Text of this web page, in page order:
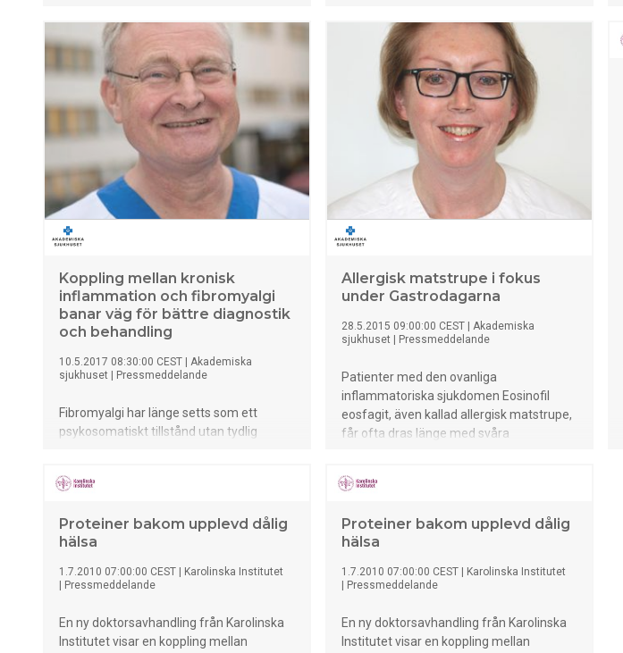
Sverige förefaller det som att sjukdomen
är sällsynt bland barn. Majoriteten som
insjuknat har fått lindriga symtom, men
kunskap saknas om hur barn som
behandlas för cancer påverkas.
denna metod inte nödvändigtvis behövs
för att hitta ett funktionellt botemedel.
Forskarna upptäckte i en studie av en liten
grupp HIV-smittade som lever med
viruset utan behov av behandling att
deras lymfocyter höll tillbaka viruset utan
att döda infekterade celler.
Koppling mellan kronisk
inflammation och fibromyalgi
banar väg för bättre diagnostik
och behandling
10.5.2017 08:30:00 CEST
Akademiska
sjukhuset
Pressmeddelande
Fibromyalgi har länge setts som ett
psykosomatiskt tillstånd utan tydlig
inflammation både i centrala
banar väg för bättre sätt att
diagnostisera och på sikt även behandla
anledning av internationella
Allergisk matstrupe i fokus
under Gastrodagarna
28.5.2015 09:00:00 CEST
Akademiska
sjukhuset
Pressmeddelande
Patienter med den ovanliga
inflammatoriska sjukdomen Eosinofil
eosfagit, även kallad allergisk matstrupe,
får ofta dras länge med svåra
gastroenterologi på Akademiska
samarbete med öron-näs-hals-
specialister och barnmedicinare för att
förbättra diagnostik och behandling.
Planerna presenteras under
den 27-29 maj.
Proteiner bakom upplevd dålig
hälsa
1.7.2010 07:00:00 CEST
Karolinska Institutet
Pressmeddelande
En ny doktorsavhandling från Karolinska
Institutet visar en koppling mellan
Proteiner bakom upplevd dålig
hälsa
1.7.2010 07:00:00 CEST
Karolinska Institutet
Pressmeddelande
En ny doktorsavhandling från Karolinska
Institutet visar en koppling mellan